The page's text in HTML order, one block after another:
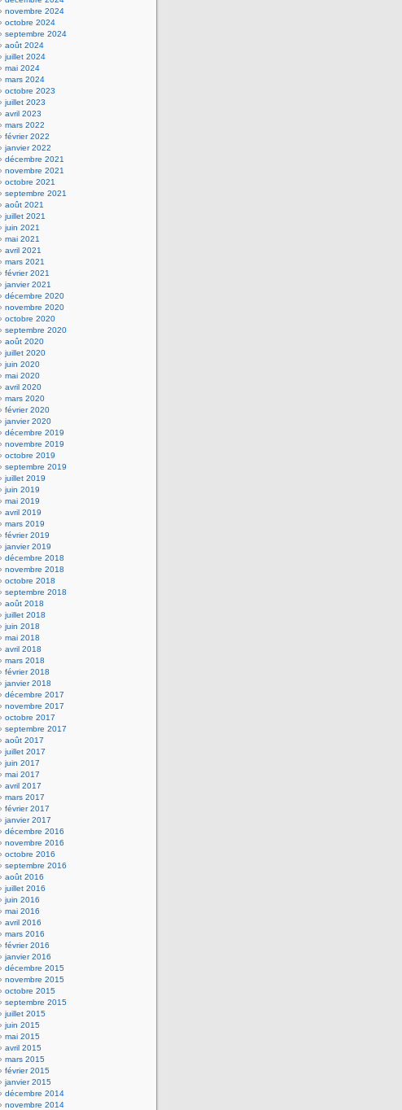
novembre 2024
octobre 2024
septembre 2024
août 2024
juillet 2024
mai 2024
mars 2024
octobre 2023
juillet 2023
avril 2023
mars 2022
février 2022
janvier 2022
décembre 2021
novembre 2021
octobre 2021
septembre 2021
août 2021
juillet 2021
juin 2021
mai 2021
avril 2021
mars 2021
février 2021
janvier 2021
décembre 2020
novembre 2020
octobre 2020
septembre 2020
août 2020
juillet 2020
juin 2020
mai 2020
avril 2020
mars 2020
février 2020
janvier 2020
décembre 2019
novembre 2019
octobre 2019
septembre 2019
juillet 2019
juin 2019
mai 2019
avril 2019
mars 2019
février 2019
janvier 2019
décembre 2018
novembre 2018
octobre 2018
septembre 2018
août 2018
juillet 2018
juin 2018
mai 2018
avril 2018
mars 2018
février 2018
janvier 2018
décembre 2017
novembre 2017
octobre 2017
septembre 2017
août 2017
juillet 2017
juin 2017
mai 2017
avril 2017
mars 2017
février 2017
janvier 2017
décembre 2016
novembre 2016
octobre 2016
septembre 2016
août 2016
juillet 2016
juin 2016
mai 2016
avril 2016
mars 2016
février 2016
janvier 2016
décembre 2015
novembre 2015
octobre 2015
septembre 2015
juillet 2015
juin 2015
mai 2015
avril 2015
mars 2015
février 2015
janvier 2015
décembre 2014
novembre 2014